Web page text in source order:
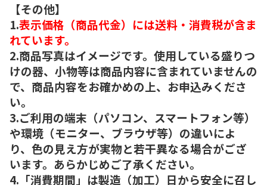
【その他】
1.表示価格（商品代金）には送料・消費税が含ま
れています。
2.商品写真はイメージです。使用している盛りつ
けの器、小物等は商品内容に含まれていませんの
で、商品内容をお確かめの上、お申込みくださ
い。
3.ご利用の端末（パソコン、スマートフォン等）
や環境（モニター、ブラウザ等）の違いによ
り、色の見え方が実物と若干異なる場合がござ
います。あらかじめご了承ください。
4.「消費期間」は製造（加工）日から安全に召し